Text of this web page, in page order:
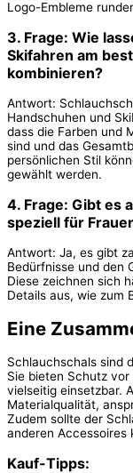
Logo-Embleme
3. Frage: Wie
Skifahren am
kombinieren?
Antwort:
Handschuhen und
dass die Farben und
sind und das
persönlichen Stil
gewählt werden.
4. Frage: Gibt es
speziell für
Antwort: Ja, es gibt
Bedürfnisse und den
Diese zeichnen sich
Details aus, wie zum
Eine
Schlauchschals sind
Sie bieten Schutz
vielseitig einsetzbar.
Materialqualität,
Zudem sollte der
anderen Accessoires
Kauf-Tipps: